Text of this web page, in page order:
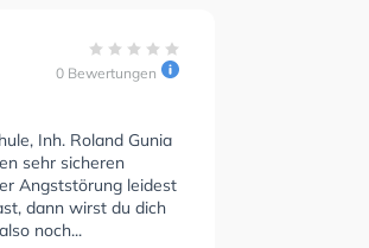
0 Bewertungen
Inh. Roland Gunia
sehr sicheren
Angststörung leidest
dann wirst du dich
noch...